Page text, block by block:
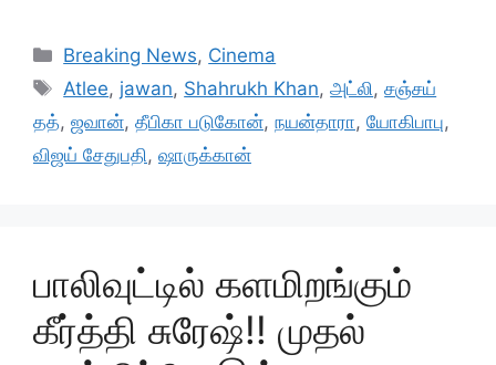
Categories
Breaking News, Cinema
Tags
Atlee, jawan, Shahrukh Khan,அட்லி,சஞ்சய்
தத், ஜவான், தீபிகா படுகோன், நயன்தாரா, யோகிபாபு,
விஜய் சேதுபதி, ஷாருக்கான்
பாலிவுட்டில் களமிறங்கும்
கீர்த்தி சுரேஷ்!! முதல்